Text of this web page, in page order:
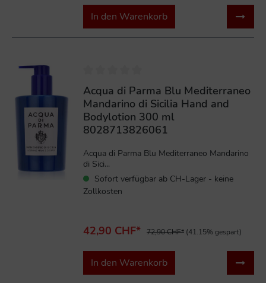
In den Warenkorb
Acqua di Parma Blu Mediterraneo
Mandarino di Sicilia Hand and
Bodylotion 300 ml
8028713826061
Acqua di Parma Blu Mediterraneo Mandarino
di Sici...
Sofort verfügbar ab CH-Lager - keine
Zollkosten
42,90 CHF* 72,90 CHF* (41.15% gespart)
In den Warenkorb